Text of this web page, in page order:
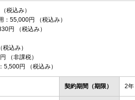
税込み）
：55,000円 （税込み）
円 （税込み）
込み）
（非課税）
5,500円 （税込み）
契約期間（期限） 2年